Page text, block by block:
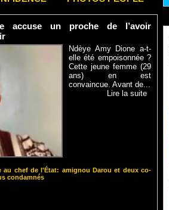
accuse un proche de l’avoir
Ndèye Amy Dione a-t-
elle été empoisonnée ?
Cette jeune femme (29
ans) en est
convaincue. Avant de...
Lire la suite
au chef de l'État: amignou Darou et deux co-
condamnés